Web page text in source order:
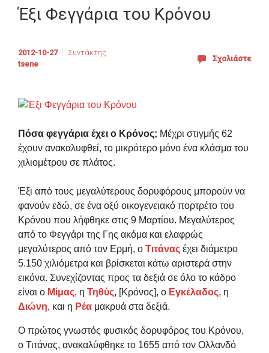
Έξι Φεγγάρια του Κρόνου
2012-10-27
Συντάκτης
tsene
Σχολιάστε
Πόσα φεγγάρια έχει ο Κρόνος; Μέχρι στιγμής 62
έχουν ανακαλυφθεί, το μικρότερο μόνο ένα κλάσμα του
χιλιομέτρου σε πλάτος.
Έξι από τους μεγαλύτερους δορυφόρους μπορούν να
φανούν εδώ, σε ένα οξύ οικογενειακό πορτρέτο του
Κρόνου που λήφθηκε στις 9 Μαρτίου. Μεγαλύτερος
από το Φεγγάρι της Γης ακόμα και ελαφρώς
μεγαλύτερος από τον Ερμή, ο Τιτάνας έχει διάμετρο
5.150 χιλιόμετρα και βρίσκεται κάτω αριστερά στην
εικόνα. Συνεχίζοντας προς τα δεξιά σε όλο το κάδρο
είναι ο Μίμας, η Τηθύς, [Κρόνος], ο Εγκέλαδος, η
Διώνη, και η Ρέα μακρυά στα δεξιά.
Ο πρώτος γνωστός φυσικός δορυφόρος του Κρόνου,
ο Τιτάνας, ανακαλύφθηκε το 1655 από τον Ολλανδό